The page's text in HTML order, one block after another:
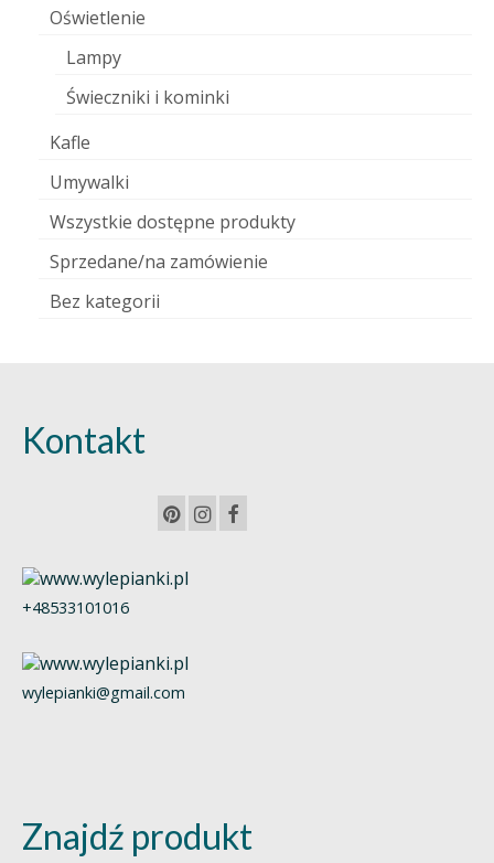
Oświetlenie
Lampy
Świeczniki i kominki
Kafle
Umywalki
Wszystkie dostępne produkty
Sprzedane/na zamówienie
Bez kategorii
Kontakt
+48533101016
wylepianki@gmail.com
Znajdź produkt